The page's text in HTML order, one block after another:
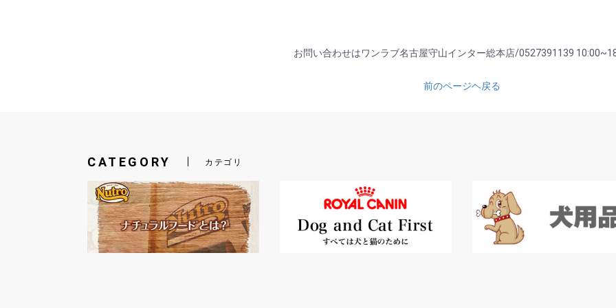
お問い合わせはワンラブ名古屋守山インター総本店/0527391139
前のページヘ戻る
CATEGORY カテゴリ